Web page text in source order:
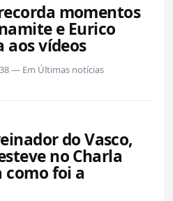
momentos
e Eurico
aos vídeos
— Em Últimas notícias
do Vasco,
no Charla
como foi a